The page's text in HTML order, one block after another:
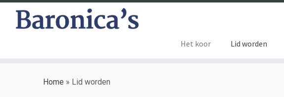
Het koor Lid worden
Home » Lid worden